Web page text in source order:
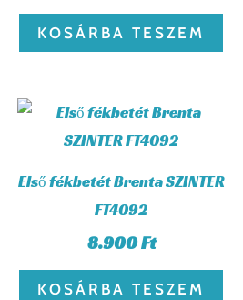
KOSÁRBA TESZEM
Első fékbetét Brenta SZINTER
FT4092
8.900Ft
KOSÁRBA TESZEM